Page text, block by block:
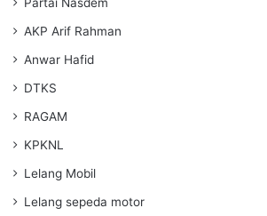
AKP Arif Rahman
Anwar Hafid
DTKS
RAGAM
KPKNL
Lelang Mobil
Lelang sepeda motor